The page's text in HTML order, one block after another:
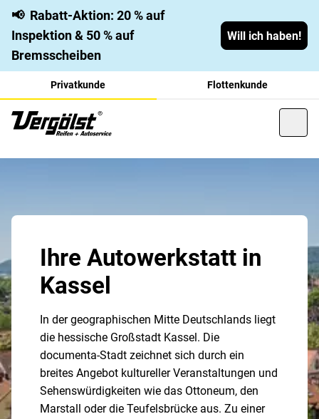
📢 Rabatt-Aktion: 20 % auf
Inspektion & 50 % auf
Bremsscheiben
Will ich haben!
Privatkunde Flottenkunde
Ihre Autowerkstatt in
Kassel
In der geographischen Mitte Deutschlands liegt
die hessische Großstadt Kassel. Die
documenta-Stadt zeichnet sich durch ein
breites Angebot kultureller Veranstaltungen und
Sehenswürdigkeiten wie das Ottoneum, den
Marstall oder die Teufelsbrücke aus. Zu einer